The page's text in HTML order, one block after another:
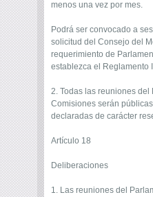
menos una vez por mes.
Podrá ser convocado a
solicitud del Consejo del
requerimiento de
establezca el Reglamento
2. Todas las reuniones del
Comisiones serán
declaradas de carácter
Artículo 18
Deliberaciones
1. Las reuniones del